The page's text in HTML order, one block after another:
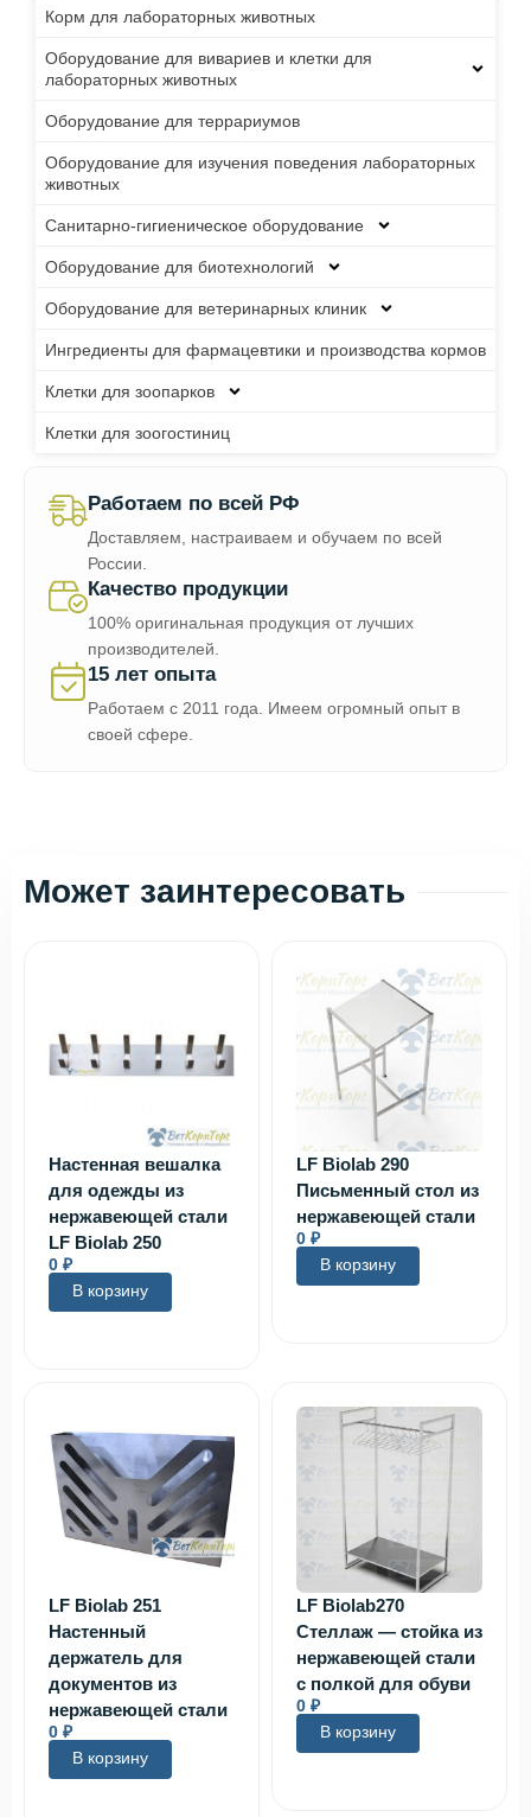
Корм для лабораторных животных
Оборудование для вивариев и клетки для
лабораторных животных
Оборудование для террариумов
Оборудование для изучения поведения лабораторных
животных
Санитарно-гигиеническое оборудование
Оборудование для биотехнологий
Оборудование для ветеринарных клиник
Ингредиенты для фармацевтики и производства кормов
Клетки для зоопарков
Клетки для зоогостиниц
Работаем по всей РФ
Доставляем, настраиваем и обучаем по всей
России.
Качество продукции
100% оригинальная продукция от лучших
производителей.
15 лет опыта
Работаем с 2011 года. Имеем огромный опыт в
своей сфере.
Может заинтересовать
Настенная вешалка
для одежды из
нержавеющей стали
LF Biolab 250
0 ₽
В корзину
LF Biolab 290
Письменный стол из
нержавеющей стали
0 ₽
В корзину
LF Biolab 251
Настенный
держатель для
документов из
нержавеющей стали
0 ₽
В корзину
LF Biolab270
Стеллаж — стойка из
нержавеющей стали
с полкой для обуви
0 ₽
В корзину